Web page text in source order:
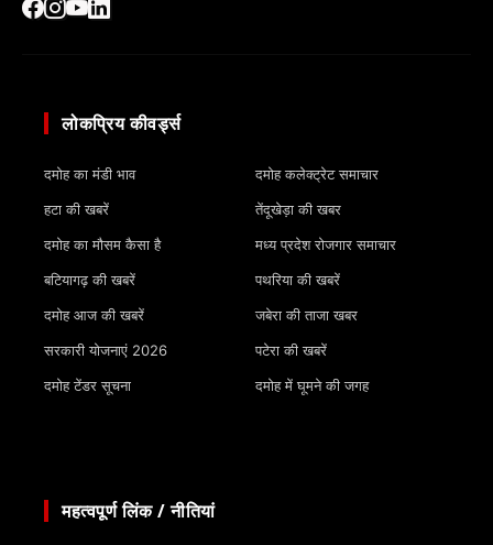
लोकप्रिय कीवर्ड्स
दमोह का मंडी भाव
हटा की खबरें
दमोह का मौसम कैसा है
बटियागढ़ की खबरें
दमोह आज की खबरें
सरकारी योजनाएं 2026
दमोह टेंडर सूचना
दमोह कलेक्ट्रेट समाचार
तेंदूखेड़ा की खबर
मध्य प्रदेश रोजगार समाचार
पथरिया की खबरें
जबेरा की ताजा खबर
पटेरा की खबरें
दमोह में घूमने की जगह
महत्वपूर्ण लिंक / नीतियां